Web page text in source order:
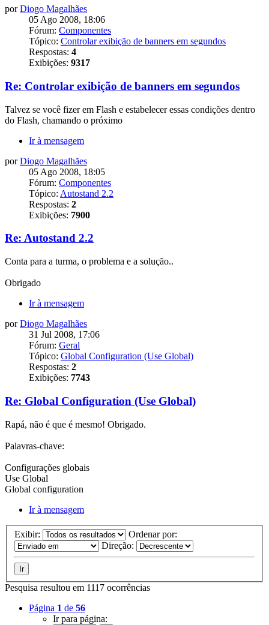
porDiogo Magalhães
05 Ago 2008, 18:06
Fórum: Componentes
Tópico: Controlar exibição de banners em segundos
Respostas: 4
Exibições: 9317
Re: Controlar exibição de banners em segundos
Talvez se você fizer em Flash e estabelecer essas condições dentro
do Flash, chamando o próximo
Ir à mensagem
porDiogo Magalhães
05 Ago 2008, 18:05
Fórum: Componentes
Tópico: Autostand 2.2
Respostas: 2
Exibições: 7900
Re: Autostand 2.2
Conta para a turma, o problema e a solução..
Obrigado
Ir à mensagem
porDiogo Magalhães
31 Jul 2008, 17:06
Fórum: Geral
Tópico: Global Configuration (Use Global)
Respostas: 2
Exibições: 7743
Re: Global Configuration (Use Global)
Rapá, não é que é mesmo! Obrigado.
Palavras-chave:
Configurações globais
Use Global
Global configuration
Ir à mensagem
Exibir:
Ordenar por:
Direção:
Pesquisa resultou em 1117 ocorrências
Página 1 de 56
Ir para página: